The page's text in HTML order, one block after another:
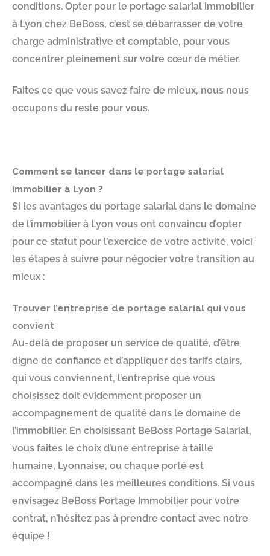
conditions. Opter pour le portage salarial immobilier
à Lyon chez BeBoss, c’est se débarrasser de votre
charge administrative et comptable, pour vous
concentrer pleinement sur votre cœur de métier.
Faites ce que vous savez faire de mieux, nous nous
occupons du reste pour vous.
Comment se lancer dans le portage salarial
immobilier à Lyon ?
Si les avantages du portage salarial dans le domaine
de l’immobilier à Lyon vous ont convaincu d’opter
pour ce statut pour l’exercice de votre activité, voici
les étapes à suivre pour négocier votre transition au
mieux :
Trouver l’entreprise de portage salarial qui vous
convient
Au-delà de proposer un service de qualité, d’être
digne de confiance et d’appliquer des tarifs clairs,
qui vous conviennent, l’entreprise que vous
choisissez doit évidemment proposer un
accompagnement de qualité dans le domaine de
l’immobilier. En choisissant BeBoss Portage Salarial,
vous faites le choix d’une entreprise à taille
humaine, Lyonnaise, ou chaque porté est
accompagné dans les meilleures conditions. Si vous
envisagez BeBoss Portage Immobilier pour votre
contrat, n’hésitez pas à prendre contact avec notre
équipe !